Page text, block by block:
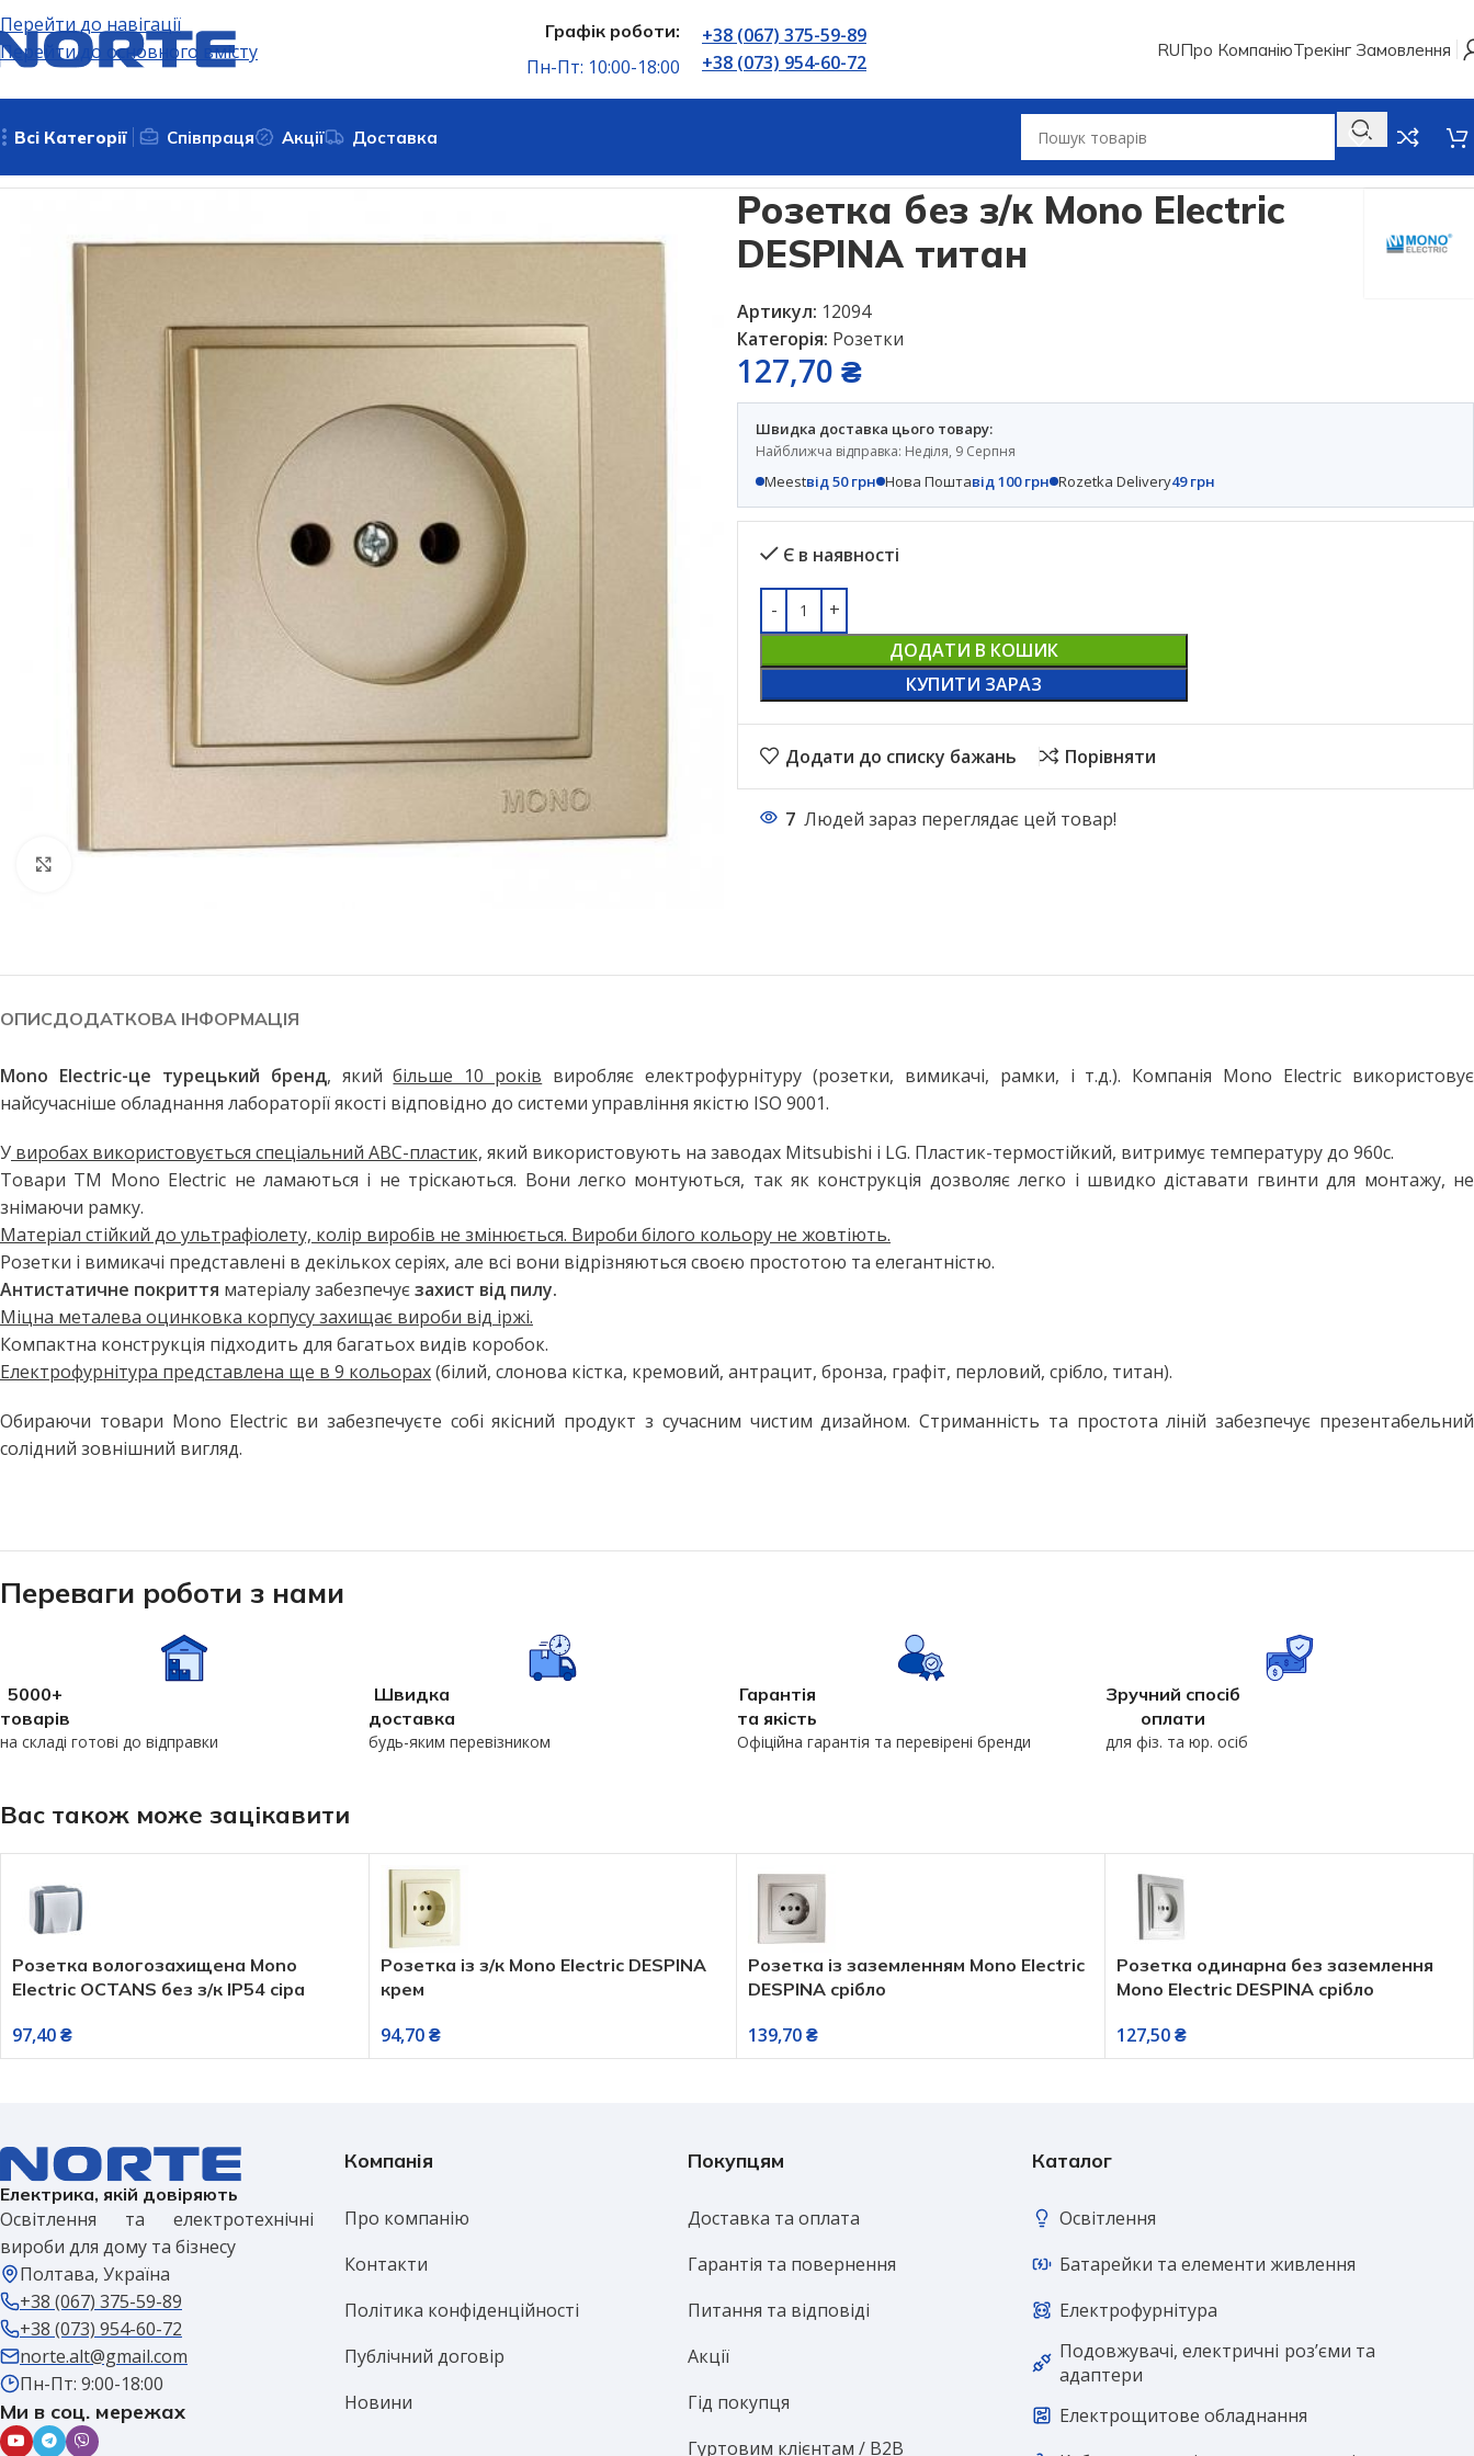
Перейти до навігації
Перейти до основного вмісту
Графік роботи:
Пн-Пт: 10:00-18:00
+38 (067) 375-59-89
+38 (073) 954-60-72
RUПро КомпаніюТрекінг Замовлення
Всі Категорії
Філаментні лампи
Декоративні лампи
Промислові лампи
Інфрачервоні лампи
ВУЛИЧНЕ ОСВІТЛЕННЯ
Прожектори світлодіодні
Вуличні світильники
Вуличні ліхтарі
Вулична гірлянда
ДАТЧИКИ РУХУ ТА
ОСВІТЛЕННЯ
Стельові світильники з пультом
Бра та настінні світильники
Точкові світильники
Підвісні світильники
Меблеві світильники
ПРОМИСЛОВЕ ОСВІТЛЕННЯ
LED панелі армстронг
Лінійні світильники
Промислові світильники підвісні
ЛІХТАРІ ТА ПЕРЕНОСНІ ЛАМПИ
Ручні ліхтарі
КОМПЛЕКТУЮЧІ ДЛЯ
LED модулі
Патрони для ламп
Співпраця Акції Доставка
Розетка без з/к Mono Electric
DESPINA титан
Артикул: 12094
Категорія: Розетки
127,70 ₴
Швидка доставка цього товару:
Найближча відправка: Неділя, 9 Серпня
Meestвід 50 грн Нова Поштавід 100 грн Rozetka Delivery49 грн
Є в наявності
ДОДАТИ В КОШИК
КУПИТИ ЗАРАЗ
Додати до списку бажань Порівняти
7 Людей зараз переглядає цей товар!
ОПИСДОДАТКОВА ІНФОРМАЦІЯ
Mono Electric-це турецький бренд, якийбільше 10 років виробляє електрофурнітуру (розетки, вимикачі, рамки, і т.д.). Компанія Mono Electric використовує
найсучасніше обладнання лабораторії якості відповідно до системи управління якістю ISO 9001.
У виробах використовується спеціальний АВС-пластик, який використовують на заводах Mitsubishi і LG. Пластик-термостійкий, витримує температуру до 960с.
Товари ТМ Mono Electric не ламаються і не тріскаються. Вони легко монтуються, так як конструкція дозволяє легко і швидко діставати гвинти для монтажу, не
знімаючи рамку.
Матеріал стійкий до ультрафіолету, колір виробів не змінюється. Вироби білого кольору не жовтіють.
Розетки і вимикачі представлені в декількох серіях, але всі вони відрізняються своєю простотою та елегантністю.
Антистатичне покриття матеріалу забезпечуєзахист від пилу.
Міцна металева оцинковка корпусу захищає вироби від іржі.
Компактна конструкція підходить для багатьох видів коробок.
Електрофурнітура представлена ще в 9 кольорах(білий, слонова кістка, кремовий, антрацит, бронза, графіт, перловий, срібло, титан).
Обираючи товари Mono Electric ви забезпечуєте собі якісний продукт з сучасним чистим дизайном. Стриманність та простота ліній забезпечує презентабельний
солідний зовнішний вигляд.
Переваги роботи з нами
5000+
товарів
на складі готові до відправки
Швидка
доставка
будь-яким перевізником
Гарантія
та якість
Офіційна гарантія та перевірені бренди
Зручний спосіб
оплати
для фіз. та юр. осіб
Вас також може зацікавити
Розетка вологозахищена Mono
Electric OCTANS без з/к IP54 сіра
97,40₴
Розетка із з/к Mono Electric DESPINA
крем
94,70₴
Розетка із заземленням Mono Electric
DESPINA срібло
139,70₴
Розетка одинарна без заземлення
Mono Electric DESPINA срібло
127,50₴
Електрика, якій довіряють
Освітлення та електротехнічні
вироби для дому та бізнесу
Полтава, Україна
+38 (067) 375-59-89
+38 (073) 954-60-72
norte.alt@gmail.com
Пн-Пт: 9:00-18:00
Ми в соц. мережах
Компанія
Про компанію
Контакти
Політика конфіденційності
Публічний договір
Новини
Покупцям
Доставка та оплата
Гарантія та повернення
Питання та відповіді
Акції
Гід покупця
Гуртовим клієнтам / B2B
Каталог
Освітлення
Батарейки та елементи живлення
Електрофурнітура
Подовжувачі, електричні розʼєми та
адаптери
Електрощитове обладнання